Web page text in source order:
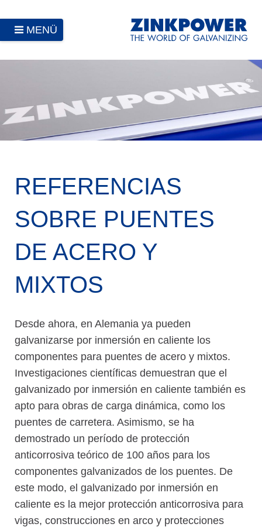
MENÜ
REFERENCIAS
SOBRE PUENTES
DE ACERO Y
MIXTOS
Desde ahora, en Alemania ya pueden
galvanizarse por inmersión en caliente los
componentes para puentes de acero y mixtos.
Investigaciones científicas demuestran que el
galvanizado por inmersión en caliente también es
apto para obras de carga dinámica, como los
puentes de carretera. Asimismo, se ha
demostrado un período de protección
anticorrosiva teórico de 100 años para los
componentes galvanizados de los puentes. De
este modo, el galvanizado por inmersión en
caliente es la mejor protección anticorrosiva para
vigas, construcciones en arco y protecciones